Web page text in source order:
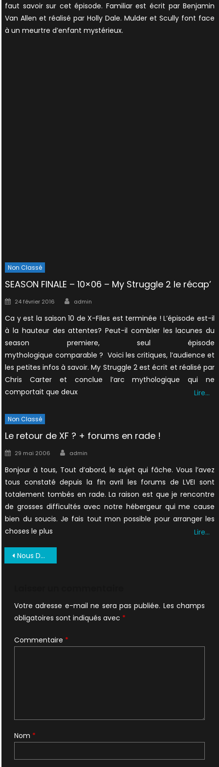
faut savoir sur cet épisode. Familiar est écrit par Benjamin
Van Allen et réalisé par Holly Dale. Mulder et Scully font face
à un meurtre d’enfant mystérieux.
Non Classé
SEASON FINALE – 10×06 – My Struggle 2 le récap’
Posted
24 février 2016 Author
admin
Ca y est la saison 10 de X-Files est terminée ! L’épisode est-il
à la hauteur des attentes? Peut-il combler les lacunes du
season premiere, seul épisode
mythologique comparable ? Voici les critiques, l’audience et
les petites infos à savoir. My Struggle 2 est écrit et réalisé par
Chris Carter et conclue l’arc mythologique qui ne
comportait que deux
Lire…
Non Classé
Le retour de XF ? + forums en rade !
Posted
29 mai 2006 Author
admin
Bonjour à tous, Tout d’abord, le sujet qui fâche. Vous l’avez
tous constaté depuis la fin avril les forums de LVEI sont
totalement tombés en rade. La raison est que je rencontre
de grosses difficultés avec notre hébergeur qui me cause
bien du soucis. Je fais tout mon possible pour arranger les
choses le plus
Lire…
Navigation
Nous Deux Mai 1996 01
Votre adresse e-mail ne sera pas publiée. Les champs
obligatoires sont indiqués avec *
Commentaire *
Nom *